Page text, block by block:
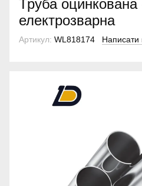
Труба оцинкована
електрозварна
Артикул: WL818174 Написати